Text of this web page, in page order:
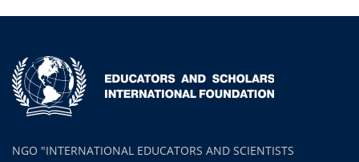
NGO "INTERNATIONAL EDUCATORS AND SCIENTISTS